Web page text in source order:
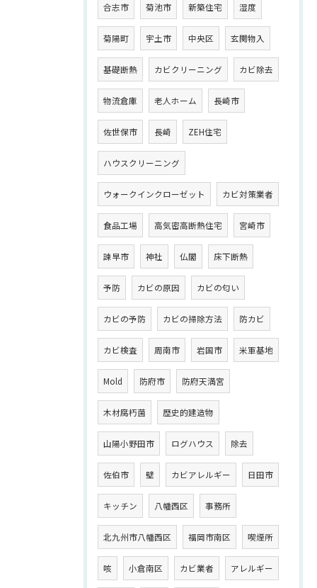
合志市 菊池市 新築住宅 湿度
菊陽町 宇土市 中央区 玄関物入
基礎断熱 カビクリーニング カビ除去
物流倉庫 老人ホーム 長崎市
佐世保市 長崎 ZEH住宅
ハウスクリーニング
ウォークインクローゼット カビ対策業者
食品工場 高気密高断熱住宅 宮崎市
諫早市 神社 仏閣 床下断熱
予防 カビの原因 カビの匂い
カビの予防 カビの掃除方法 防カビ
カビ検査 周南市 岩国市 米軍基地
Mold 防府市 防府天満宮
木材腐朽菌 歴史的建造物
山陽小野田市 ログハウス 除去
佐伯市 壁 カビアレルギー 日田市
キッチン 八幡西区 事務所
北九州市八幡西区 福岡市南区 喫煙所
咳 小倉南区 カビ業者 アレルギー